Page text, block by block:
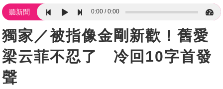
聽新聞 0:00 0:00
獨家／被指像金剛新歡！舊愛
梁云菲不忍了 冷回10字首發
聲